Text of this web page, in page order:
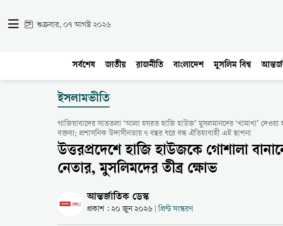
শুক্রবার, ০৭ আগস্ট ২০২৬
সর্বশেষ জাতীয় রাজনীতি বাংলাদেশ মুসলিম বিশ্ব
ইসলামভীতি
গাজিয়াবাদের সাততলা ‘আলা হযরত হাজি হাউজ’ মুসলমানদের ‘খামাখা’ দেওয়া
বক্তব্য; প্রশাসনিক উদাসীনতায় ৭ বছর ধরে বন্ধ ঐতিহ্যবাহী এই স্থাপনা
উত্তরপ্রদেশে হাজি হাউজকে গোশালা
নেতার, মুসলিমদের তীব্র ক্ষোভ
আন্তর্জাতিক ডেস্ক
প্রকাশ : ২০ জুন ২০২৬ প্রিন্ট সংস্করণ